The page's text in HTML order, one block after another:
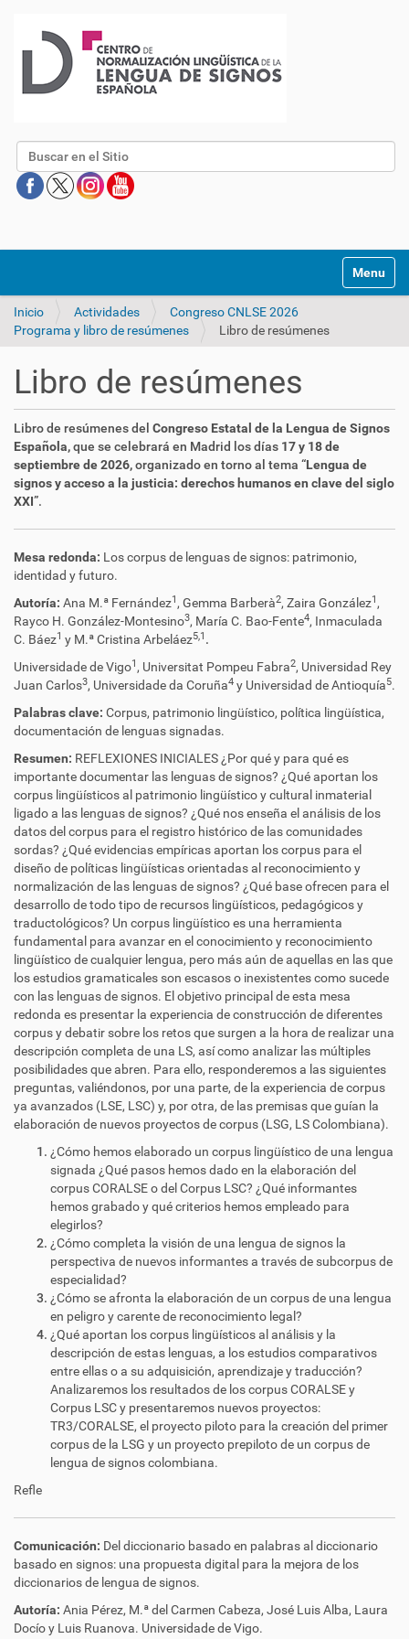
Buscar
Mostrar/
Inicio Actividades
Congreso CNLSE 2026
Programa y libro de resúmenes
Libro de resúmenes
Libro de resúmenes
Libro de resúmenes del Congreso Estatal de la Lengua de Signos
Española,que se celebrará en Madrid los días 17 y 18 de
septiembre de 2026,organizado en torno al tema “Lengua de
signos y acceso a la justicia: derechos humanos en clave del siglo
XXI”.
Mesa redonda: Los corpus de lenguas de signos: patrimonio,
identidad y futuro.
Autoría: Ana M.ª Fernández1 , Gemma Barberà2, Zaira González1 ,
Rayco H. González-Montesino3, María C. Bao-Fente4, Inmaculada
C. Báez1 y M.ª Cristina Arbeláez5,1 .
Universidade de Vigo1 , Universitat Pompeu Fabra2, Universidad Rey
Juan Carlos3, Universidade da Coruña4 y Universidad de Antioquía5.
Palabras clave: Corpus, patrimonio lingüístico, política lingüística,
documentación de lenguas signadas.
Resumen: REFLEXIONES INICIALES ¿Por qué y para qué es
importante documentar las lenguas de signos? ¿Qué aportan los
corpus lingüísticos al patrimonio lingüístico y cultural inmaterial
ligado a las lenguas de signos? ¿Qué nos enseña el análisis de los
datos del corpus para el registro histórico de las comunidades
sordas? ¿Qué evidencias empíricas aportan los corpus para el
diseño de políticas lingüísticas orientadas al reconocimiento y
normalización de las lenguas de signos? ¿Qué base ofrecen para el
desarrollo de todo tipo de recursos lingüísticos, pedagógicos y
traductológicos? Un corpus lingüístico es una herramienta
fundamental para avanzar en el conocimiento y reconocimiento
lingüístico de cualquier lengua, pero más aún de aquellas en las que
los estudios gramaticales son escasos o inexistentes como sucede
con las lenguas de signos. El objetivo principal de esta mesa
redonda es presentar la experiencia de construcción de diferentes
corpus y debatir sobre los retos que surgen a la hora de realizar una
descripción completa de una LS, así como analizar las múltiples
posibilidades que abren. Para ello, responderemos a las siguientes
preguntas, valiéndonos, por una parte, de la experiencia de corpus
ya avanzados (LSE, LSC) y, por otra, de las premisas que guían la
elaboración de nuevos proyectos de corpus (LSG, LS Colombiana).
¿Cómo hemos elaborado un corpus lingüístico de una lengua
signada ¿Qué pasos hemos dado en la elaboración del
corpus CORALSE o del Corpus LSC? ¿Qué informantes
hemos grabado y qué criterios hemos empleado para
elegirlos?
¿Cómo completa la visión de una lengua de signos la
perspectiva de nuevos informantes a través de subcorpus de
especialidad?
¿Cómo se afronta la elaboración de un corpus de una lengua
en peligro y carente de reconocimiento legal?
¿Qué aportan los corpus lingüísticos al análisis y la
descripción de estas lenguas, a los estudios comparativos
entre ellas o a su adquisición, aprendizaje y traducción?
Analizaremos los resultados de los corpus CORALSE y
Corpus LSC y presentaremos nuevos proyectos:
TR3/CORALSE, el proyecto piloto para la creación del primer
corpus de la LSG y un proyecto prepiloto de un corpus de
lengua de signos colombiana.
Refle
Comunicación: Del diccionario basado en palabras al diccionario
basado en signos: una propuesta digital para la mejora de los
diccionarios de lengua de signos.
Autoría: Ania Pérez, M.ª del Carmen Cabeza, José Luis Alba, Laura
Docío y Luis Ruanova. Universidade de Vigo.